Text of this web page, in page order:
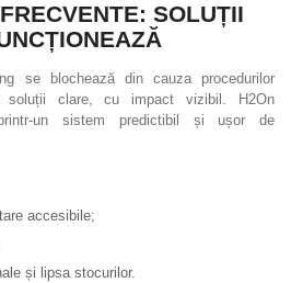
SOLUȚII
se blochează din cauza procedurilor
soluții clare, cu impact vizibil. H2On
un sistem predictibil și ușor de
accesibile;
și lipsa stocurilor.